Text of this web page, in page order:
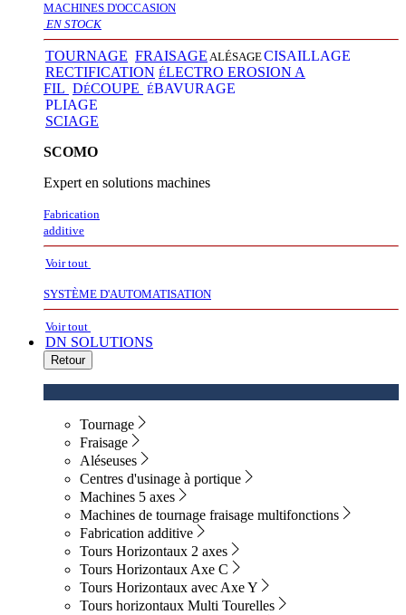
MACHINES D'OCCASION
EN STOCK
TOURNAGE FRAISAGE ALÉSAGECISAILLAGE
RECTIFICATION ÉLECTRO EROSION A
FIL DÉCOUPE ÉBAVURAGE
PLIAGE
SCIAGE
SCOMO
Expert en solutions machines
Fabrication
additive
Voir tout
SYSTÈME D'AUTOMATISATION
Voir tout
DN SOLUTIONS
Retour
Tournage
Fraisage
Aléseuses
Centres d'usinage à portique
Machines 5 axes
Machines de tournage fraisage multifonctions
Fabrication additive
Tours Horizontaux 2 axes
Tours Horizontaux Axe C
Tours Horizontaux avec Axe Y
Tours horizontaux Multi Tourelles